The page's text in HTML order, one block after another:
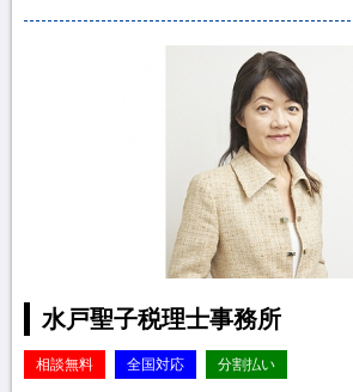
水戸聖子税理士事務所
相談無料 全国対応 分割払い